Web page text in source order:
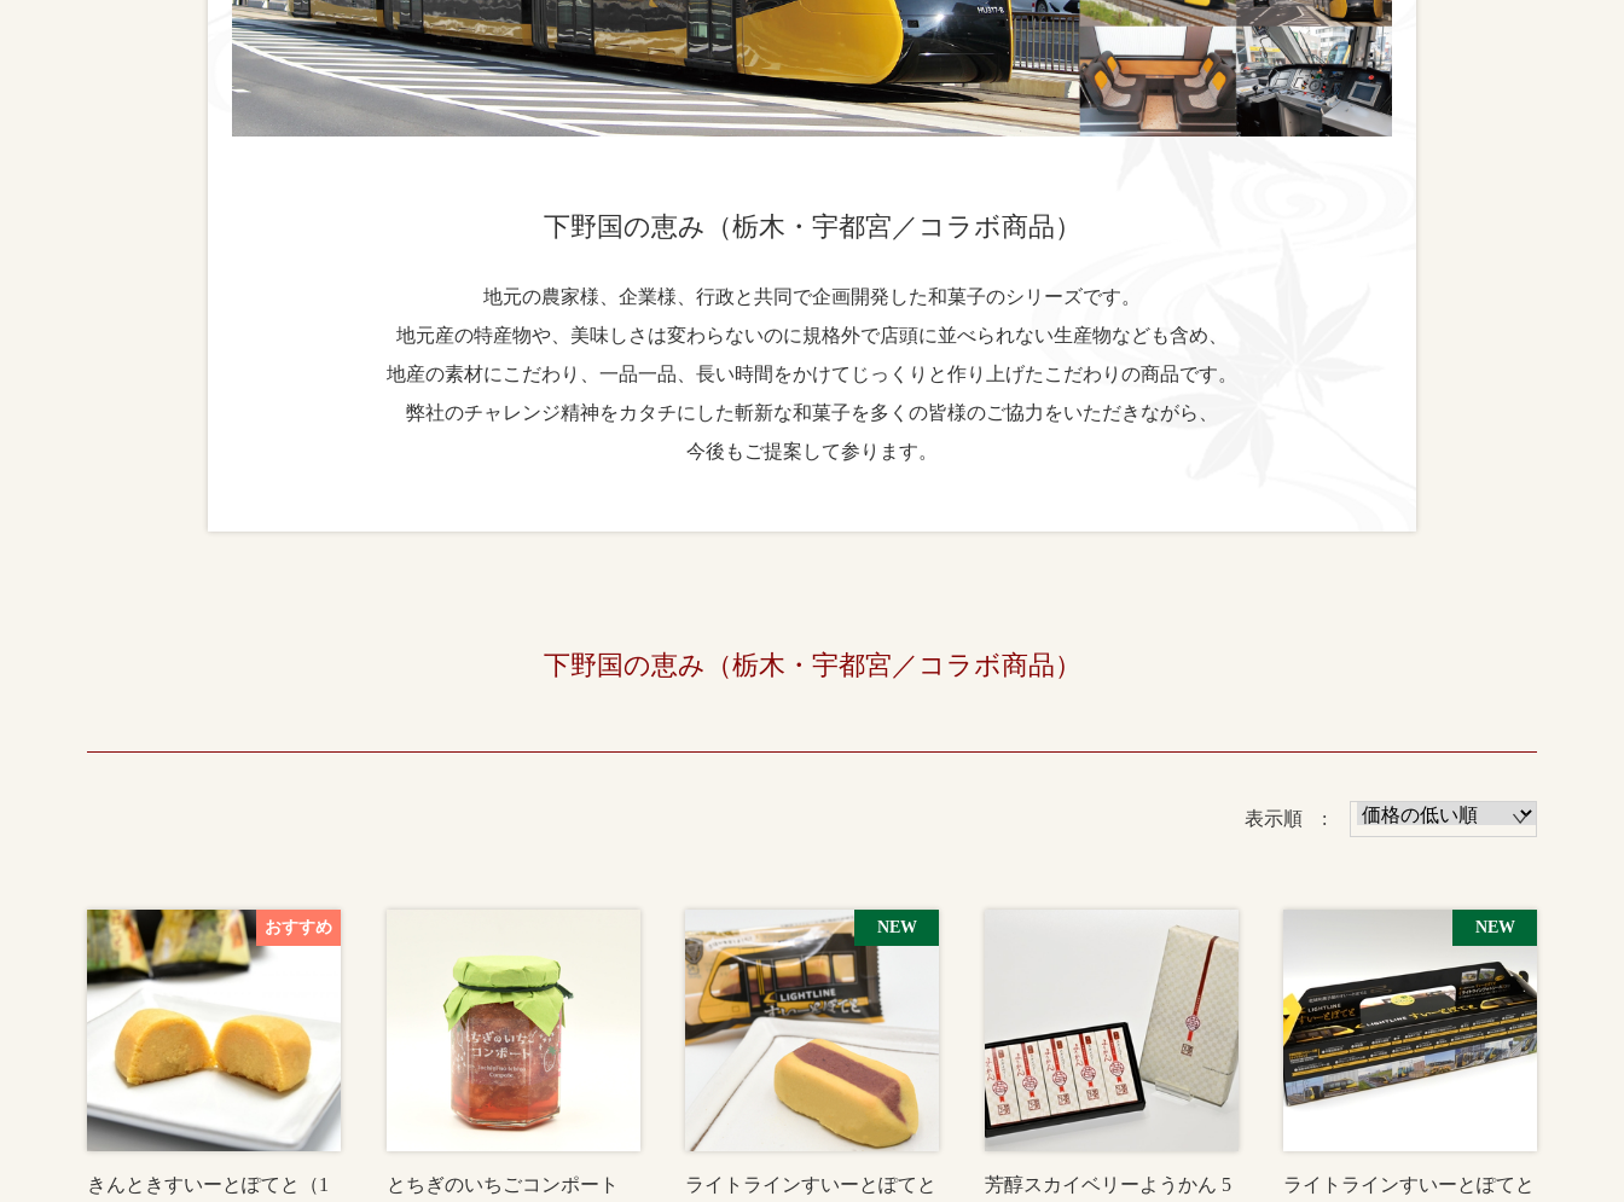
下野国の恵み （栃木・宇都宮／コラボ商品）
地元の農家様、企業様、行政と共同で企画開発した和菓子のシリーズです。
地元産の特産物や、美味しさは変わらないのに規格外で店頭に並べられない生産物なども含め、
地産の素材にこだわり、一品一品、長い時間をかけてじっくりと作り上げたこだわりの商品です。
弊社のチャレンジ精神をカタチにした斬新な和菓子を多くの皆様のご協力をいただきながら、
今後もご提案して参ります。
下野国の恵み（栃木・宇都宮／コラボ商品）
表示順 :
きんときすいーとぽてと（1
とちぎのいちごコンポート
ライトラインすいーとぽてと
芳醇スカイベリーようかん 5
ライトラインすいーとぽてと